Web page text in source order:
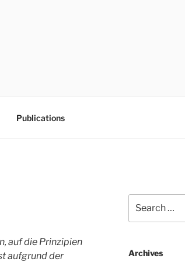
Publications
auf die Prinzipien
aufgrund der
for:
Archives